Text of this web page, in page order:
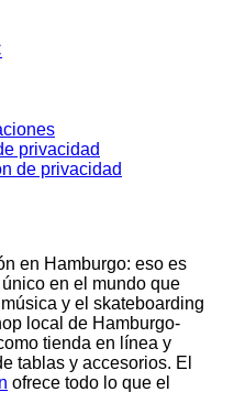
privacidad
de privacidad
en Hamburgo: eso es
en el mundo que
y el skateboarding
local de Hamburgo-
tienda en línea y
tablas y accesorios. El
ofrece todo lo que el